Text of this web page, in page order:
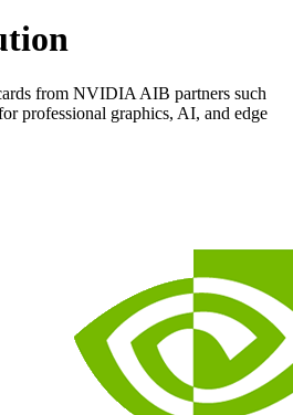
from NVIDIA AIB partners such
professional graphics, AI, and edge